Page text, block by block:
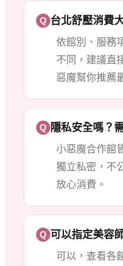
Q 台北舒壓消費
依館別、服務
不同，建議直
惡魔幫你推薦
Q 隱私安全嗎？
小惡魔合作館
獨立私密，不
放心消費。
Q 可以指定美容
可以，查看各